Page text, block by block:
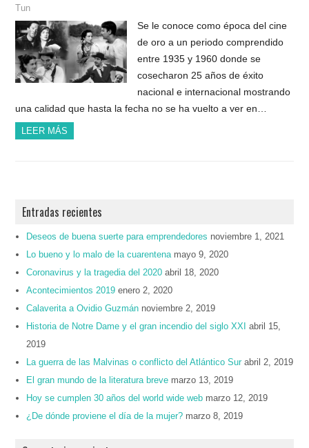
Tun
Se le conoce como época del cine
de oro a un periodo comprendido
entre 1935 y 1960 donde se
cosecharon 25 años de éxito
nacional e internacional mostrando
una calidad que hasta la fecha no se ha vuelto a ver en…
LEER MÁS
Entradas recientes
Deseos de buena suerte para emprendedores noviembre 1, 2021
Lo bueno y lo malo de la cuarentena mayo 9, 2020
Coronavirus y la tragedia del 2020 abril 18, 2020
Acontecimientos 2019 enero 2, 2020
Calaverita a Ovidio Guzmán noviembre 2, 2019
Historia de Notre Dame y el gran incendio del siglo XXI
abril 15,
2019
La guerra de las Malvinas o conflicto del Atlántico Sur abril 2, 2019
El gran mundo de la literatura breve marzo 13, 2019
Hoy se cumplen 30 años del world wide web marzo 12, 2019
¿De dónde proviene el día de la mujer? marzo 8, 2019